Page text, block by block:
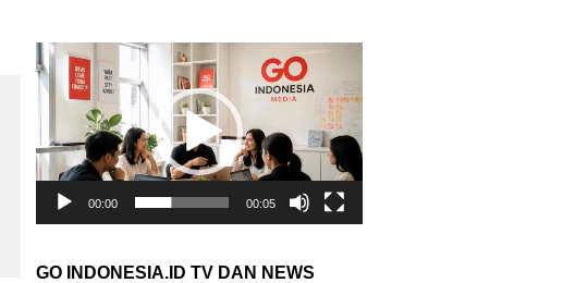
Pemutar
Video
00:00 00:05
GO INDONESIA.ID TV DAN NEWS